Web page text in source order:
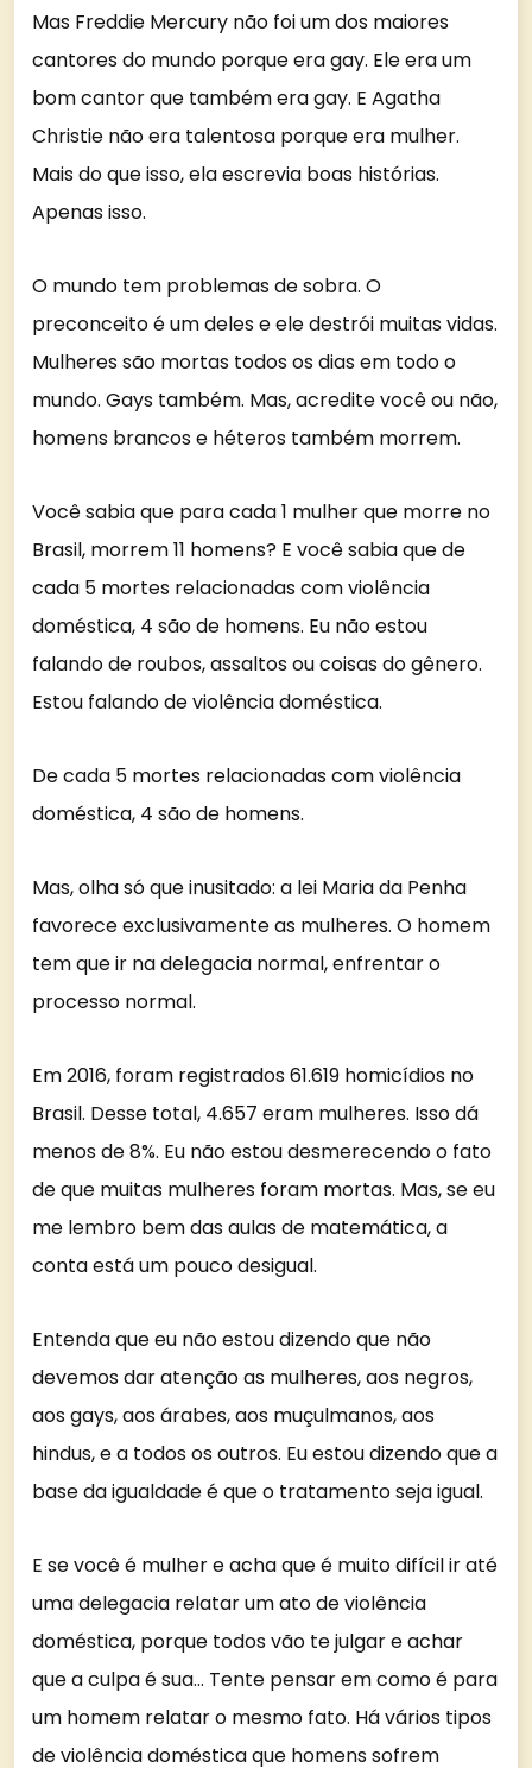
Mas Freddie Mercury não foi um dos maiores
cantores do mundo porque era gay. Ele era um
bom cantor que também era gay. E Agatha
Christie não era talentosa porque era mulher.
Mais do que isso, ela escrevia boas histórias.
Apenas isso.
O mundo tem problemas de sobra. O
preconceito é um deles e ele destrói muitas vidas.
Mulheres são mortas todos os dias em todo o
mundo. Gays também. Mas, acredite você ou não,
homens brancos e héteros também morrem.
Você sabia que para cada 1 mulher que morre no
Brasil, morrem 11 homens? E você sabia que de
cada 5 mortes relacionadas com violência
doméstica, 4 são de homens. Eu não estou
falando de roubos, assaltos ou coisas do gênero.
Estou falando de violência doméstica.
De cada 5 mortes relacionadas com violência
doméstica, 4 são de homens.
Mas, olha só que inusitado: a lei Maria da Penha
favorece exclusivamente as mulheres. O homem
tem que ir na delegacia normal, enfrentar o
processo normal.
Em 2016, foram registrados 61.619 homicídios no
Brasil. Desse total, 4.657 eram mulheres. Isso dá
menos de 8%. Eu não estou desmerecendo o fato
de que muitas mulheres foram mortas. Mas, se eu
me lembro bem das aulas de matemática, a
conta está um pouco desigual.
Entenda que eu não estou dizendo que não
devemos dar atenção as mulheres, aos negros,
aos gays, aos árabes, aos muçulmanos, aos
hindus, e a todos os outros. Eu estou dizendo que a
base da igualdade é que o tratamento seja igual.
E se você é mulher e acha que é muito difícil ir até
uma delegacia relatar um ato de violência
doméstica, porque todos vão te julgar e achar
que a culpa é sua… Tente pensar em como é para
um homem relatar o mesmo fato. Há vários tipos
de violência doméstica que homens sofrem